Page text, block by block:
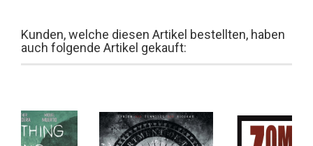
Kunden, welche diesen Artikel bestellten, haben
auch folgende Artikel gekauft: